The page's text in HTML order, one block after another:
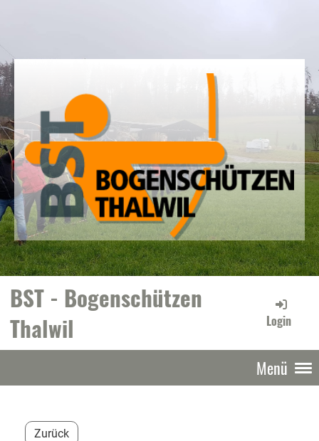
BST - Bogenschützen
Thalwil
Login
Menü
Zurück